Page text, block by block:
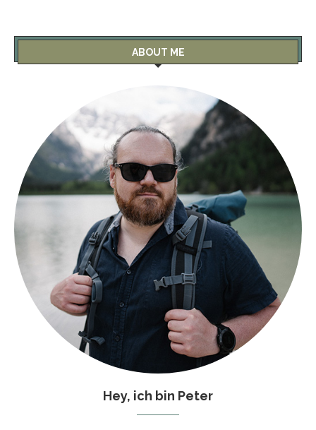
ABOUT ME
Hey, ich bin Peter